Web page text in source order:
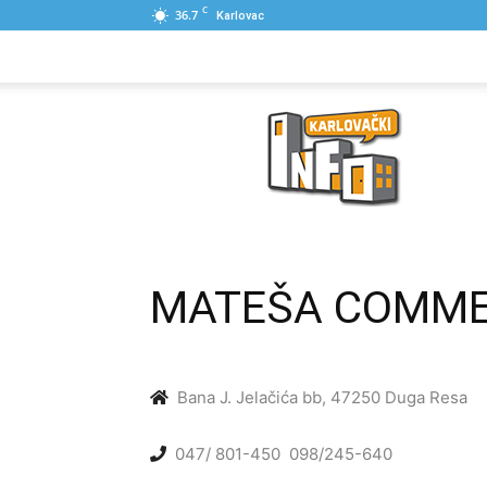
36.7 C Karlovac
Karlovački
MATEŠA
Bana J. Jelačića bb, 47250 Duga Resa
047/ 801-450 098/245-640